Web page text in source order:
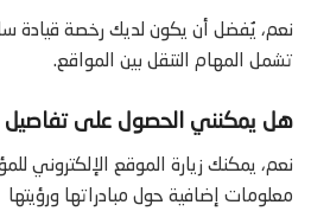
نعم، يُفضل أن يكون لديك رخصة قيادة
تشمل المهام التنقل بين المواقع.
هل يمكنني الحصول على تفاصيل
نعم، يمكنك زيارة الموقع الإلكتروني
معلومات إضافية حول مبادراتها ورؤيتها